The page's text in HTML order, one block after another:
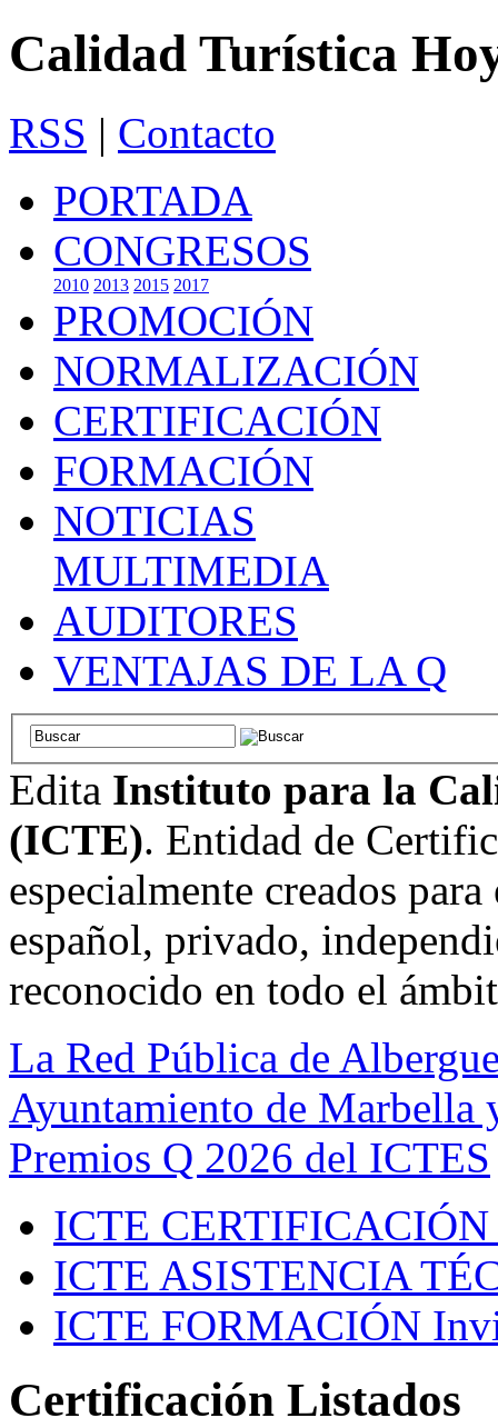
Calidad Turística
RSS | Contacto
PORTADA
CONGRESOS
2010 2013 2015 2017
PROMOCIÓN
NORMALIZACIÓN
CERTIFICACIÓN
FORMACIÓN
NOTICIAS
MULTIMEDIA
AUDITORES
VENTAJAS DE LA Q
Edita Instituto para la
(ICTE). Entidad de
especialmente creados
español, privado,
reconocido en todo el
La Red Pública de
Ayuntamiento de Marbella
Premios Q 2026 del ICTES
ICTE CERTIFICACIÓN
ICTE ASISTENCIA
ICTE FORMACIÓN
Certificación Listados